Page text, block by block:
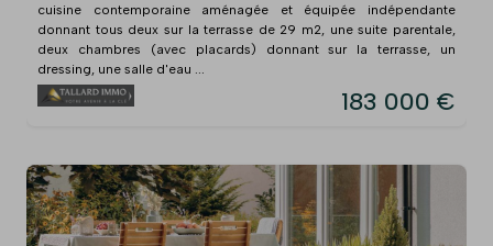
cuisine contemporaine aménagée et équipée indépendante
donnant tous deux sur la terrasse de 29 m2, une suite parentale,
deux chambres (avec placards) donnant sur la terrasse, un
dressing, une salle d'eau ...
183 000 €